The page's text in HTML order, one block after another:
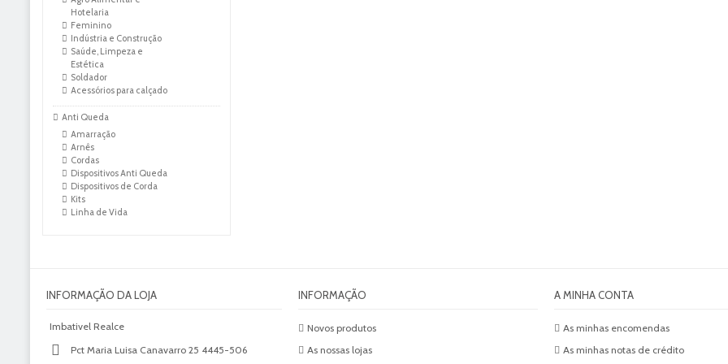
Hotelaria
Feminino
Indústria e Construção
Saúde, Limpeza e
Estética
Soldador
Acessórios para calçado
Anti Queda
Amarração
Arnês
Cordas
Dispositivos Anti Queda
Dispositivos de Corda
Kits
Linha de Vida
INFORMAÇÃO DA LOJA
Imbativel Realce
Pct Maria Luisa Canavarro 25 4445-506
INFORMAÇÃO
Novos produtos
As nossas lojas
A MINHA CONTA
As minhas encomendas
As minhas notas de crédito